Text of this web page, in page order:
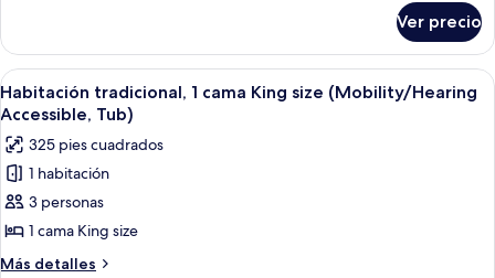
vista
a
la
ciudad
(Mobility
Accessible,
Roll-
in
Shower)
Deluxe,
cama
King
vista
a
la
ciudad
(Mobility
Roll-
Ver precio
Abrir
todas
las
fotos
de
Habitación
tradicional,
1
Una habitación de hotel moderna
3
Habitación tradicional, 1 cama King size (Mobility/Hearing
Accessible, Tub)
325 pies cuadrados
1 habitación
3 personas
1 cama King size
Más detalles
Más